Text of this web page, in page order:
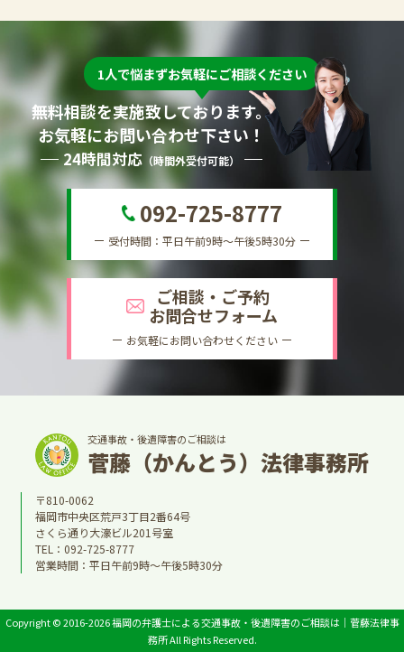
1人で悩まずお気軽にご相談ください
無料相談を実施致しております。
お気軽にお問い合わせ下さい！
24時間対応（時間外受付可能）
092-725-8777
受付時間：平日午前9時～午後5時30分
ご相談・ご予約
お問合せフォーム
お気軽にお問い合わせください
交通事故・後遺障害のご相談は
菅藤（かんとう）法律事務所
〒810-0062
福岡市中央区荒戸3丁目2番64号
さくら通り大濠ビル201号室
TEL： 092-725-8777
営業時間：平日午前9時～午後5時30分
Copyright © 2016-2026 福岡の弁護士による交通事故・後遺障害のご相談は｜菅藤法律事
務所 All Rights Reserved.